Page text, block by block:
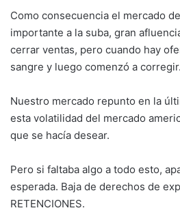
Como consecuencia el mercado
importante a la suba, gran
cerrar ventas, pero cuando hay
sangre y luego comenzó a corregir.
Nuestro mercado repunto en la
esta volatilidad del mercado
que se hacía desear.
Pero si faltaba algo a todo esto,
esperada. Baja de derechos de
RETENCIONES.